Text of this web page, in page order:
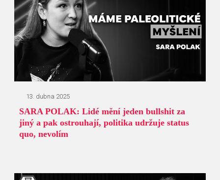
13. dubna 2025
SARA POLAK: Lidé mění jeden bullshit za
jiný a pak ostrouhají, politika udržuje status
quo, nevolím